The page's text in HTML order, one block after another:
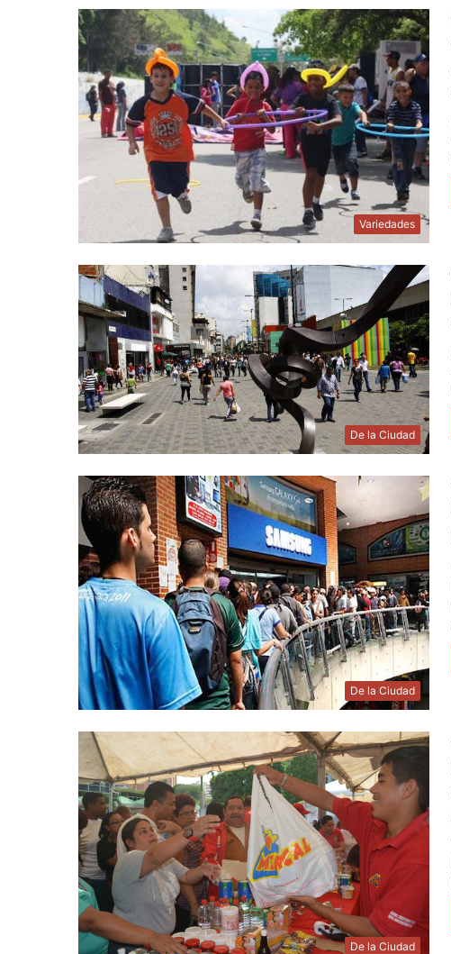
Variedades
De la Ciudad
De la Ciudad
De la Ciudad